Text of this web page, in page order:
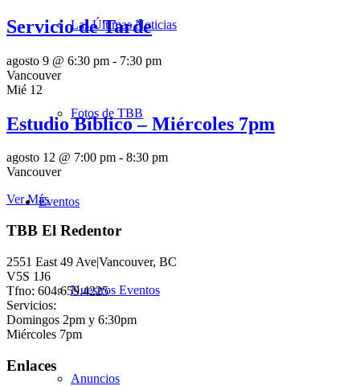
Las Últimas Noticias
Fotos de TBB
Eventos
Nuestros Eventos
Anuncios
Servicio de Tarde
agosto 9 @ 6:30 pm - 7:30 pm
Vancouver
Mié 12
Estudio Bíblico – Miércoles 7pm
agosto 12 @ 7:00 pm - 8:30 pm
Vancouver
Ver Más
TBB El Redentor
2551 East 49 Ave|Vancouver, BC
V5S 1J6
Tfno: 604.659.4225
Servicios:
Domingos 2pm y 6:30pm
Miércoles 7pm
Enlaces